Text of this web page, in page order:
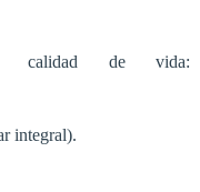
calidad de vida:
integral).